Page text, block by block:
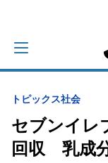
トピックス社会
セブンイレ
回収 乳成